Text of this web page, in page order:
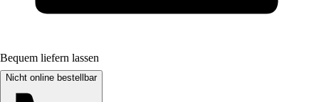
Bequem liefern lassen
Nicht online bestellbar